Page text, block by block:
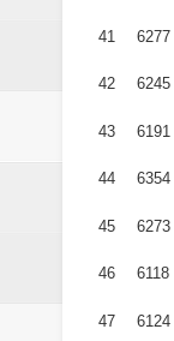
41 6277
42 6245
43 6191
44 6354
45 6273
46 6118
47 6124